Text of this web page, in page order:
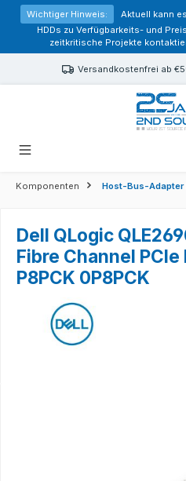
springen
Wichtiger Hinweis:
Aktuell kann
HDDs zu Verfügbarkeits- und
zeitkritische Projekte
Versandkostenfrei ab
Komponenten Host-Bus-Adapter
Dell QLogic
Fibre Channel
P8PCK 0P8PCK